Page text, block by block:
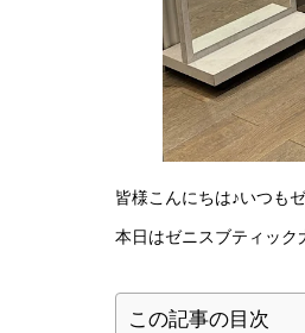
皆様こんにちは♪いつも
本日はゼニスブティック
この記事の目次